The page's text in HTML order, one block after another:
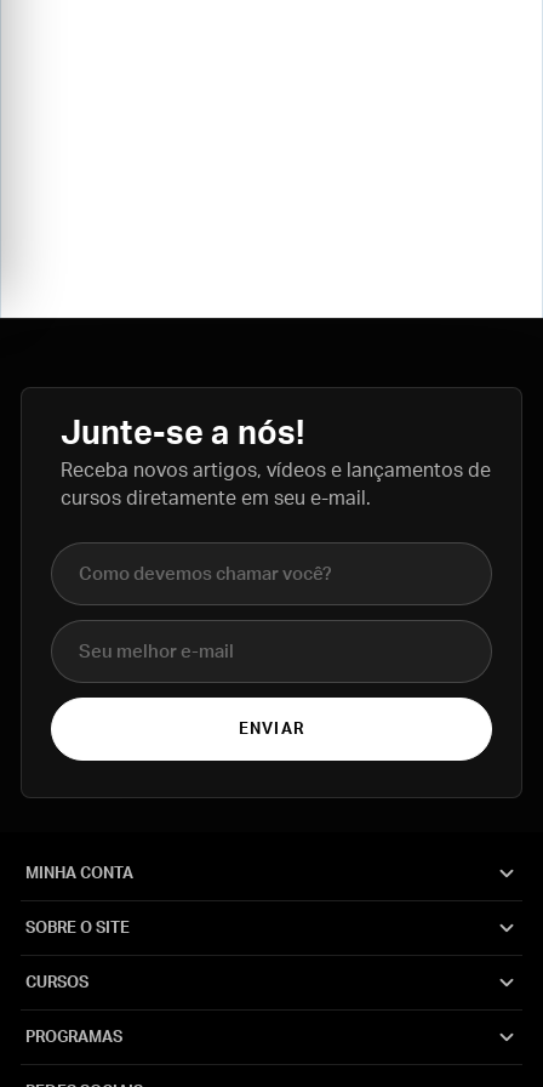
Junte-se a nós!
Receba novos artigos, vídeos e lançamentos de
cursos diretamente em seu e-mail.
Nome completo
E-mail
ENVIAR
MINHA CONTA
SOBRE O SITE
CURSOS
PROGRAMAS